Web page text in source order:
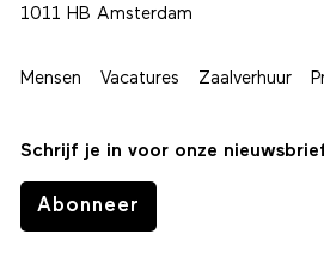
1011 HB Amsterdam
Mensen Vacatures Zaalverhuur
Schrijf je in voor onze
Abonneer